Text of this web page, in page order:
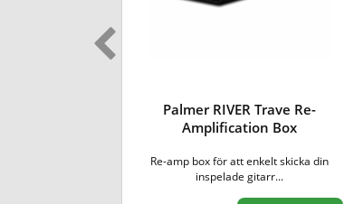
Palmer RIVER Trave Re-
Amplification Box
Re-amp box för att enkelt skicka din
inspelade gitarr...